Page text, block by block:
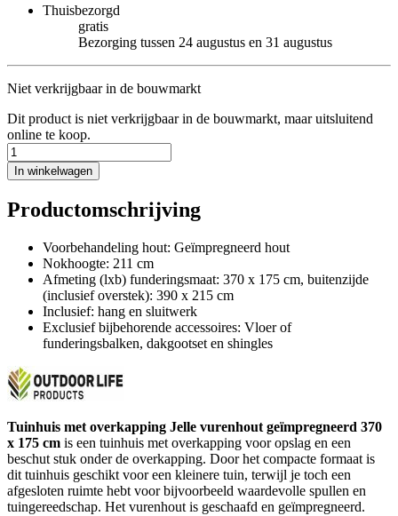
Thuisbezorgd
gratis
Bezorging tussen 24 augustus en 31 augustus
Niet verkrijgbaar in de bouwmarkt
Dit product is niet verkrijgbaar in de bouwmarkt, maar uitsluitend
online te koop.
In winkelwagen
Productomschrijving
Voorbehandeling hout: Geïmpregneerd hout
Nokhoogte: 211 cm
Afmeting (lxb) funderingsmaat: 370 x 175 cm, buitenzijde
(inclusief overstek): 390 x 215 cm
Inclusief: hang en sluitwerk
Exclusief bijbehorende accessoires: Vloer of
funderingsbalken, dakgootset en shingles
Tuinhuis met overkapping Jelle vurenhout geïmpregneerd 370
x 175 cm is een tuinhuis met overkapping voor opslag en een
beschut stuk onder de overkapping. Door het compacte formaat is
dit tuinhuis geschikt voor een kleinere tuin, terwijl je toch een
afgesloten ruimte hebt voor bijvoorbeeld waardevolle spullen en
tuingereedschap. Het vurenhout is geschaafd en geïmpregneerd.